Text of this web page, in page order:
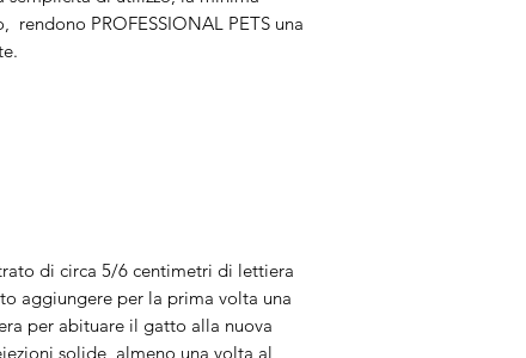
rendono PROFESSIONAL PETS una
di circa 5/6 centimetri di lettiera
aggiungere per la prima volta una
per abituare il gatto alla nuova
solide, almeno una volta al